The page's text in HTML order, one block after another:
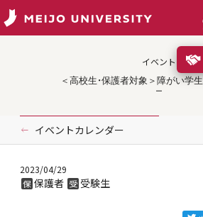
イベント
＜高校生・保護者対象＞障がい学
イベントカレンダー
2023/04/29
保 保護者 受 受験生